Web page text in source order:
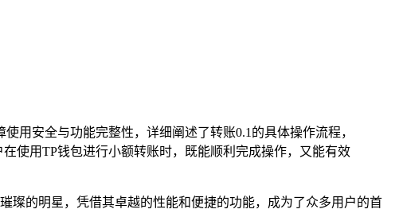
用安全与功能完整性，详细阐述了转账0.1的具体操作流程，
使用TP钱包进行小额转账时，既能顺利完成操作，又能有效
璨的明星，凭借其卓越的性能和便捷的功能，成为了众多用户的首